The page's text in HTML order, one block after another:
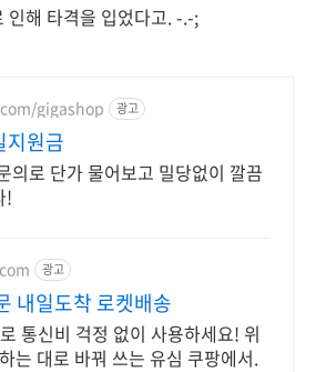
인해 타격을 입었다고. -.-;
gigashop 광고
지원금
!
광고
내일도착 로켓배송
통신비 걱정 없이 사용하세요! 위
는 대로 바꿔 쓰는 유심 쿠팡에서.